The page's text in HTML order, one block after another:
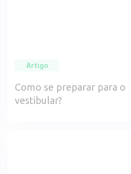
Artigo
Como se preparar para o
vestibular?